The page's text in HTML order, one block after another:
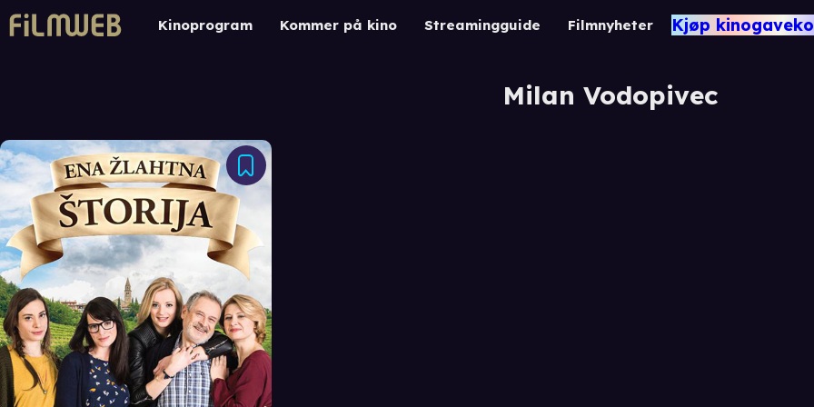
Kinoprogram Kommer på kino Streamingguide Filmnyheter Kjøp
Milan Vodopivec